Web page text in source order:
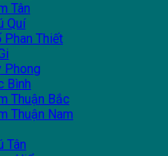
Tân
Quí
Phan Thiết
Phong
Bình
Thuận Bắc
Thuận Nam
Tân